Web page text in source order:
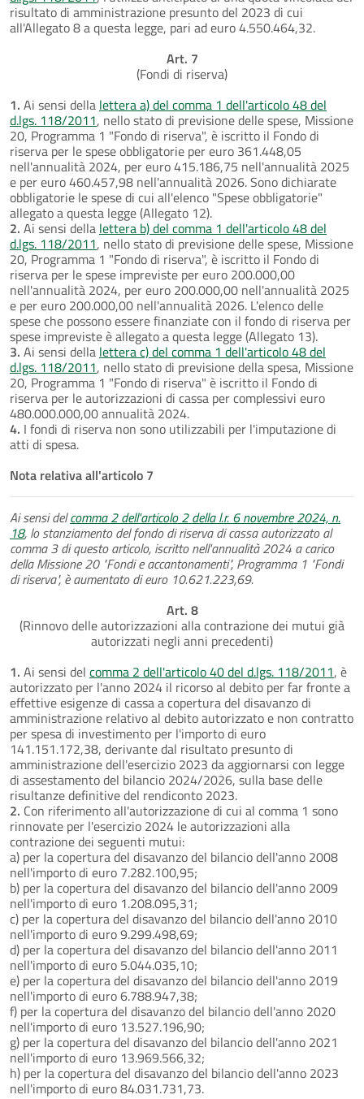
risultato di amministrazione presunto del 2023 di cui
all'Allegato 8 a questa legge, pari ad euro 4.550.464,32.
Art. 7
(Fondi di riserva)
1. Ai sensi della lettera a) del comma 1 dell'articolo 48 del
d.lgs. 118/2011, nello stato di previsione delle spese, Missione
20, Programma 1 "Fondo di riserva", è iscritto il Fondo di
riserva per le spese obbligatorie per euro 361.448,05
nell'annualità 2024, per euro 415.186,75 nell'annualità 2025
e per euro 460.457,98 nell'annualità 2026. Sono dichiarate
obbligatorie le spese di cui all'elenco "Spese obbligatorie"
allegato a questa legge (Allegato 12).
2. Ai sensi della lettera b) del comma 1 dell'articolo 48 del
d.lgs. 118/2011, nello stato di previsione delle spese, Missione
20, Programma 1 "Fondo di riserva", è iscritto il Fondo di
riserva per le spese impreviste per euro 200.000,00
nell'annualità 2024, per euro 200.000,00 nell'annualità 2025
e per euro 200.000,00 nell'annualità 2026. L'elenco delle
spese che possono essere finanziate con il fondo di riserva per
spese impreviste è allegato a questa legge (Allegato 13).
3. Ai sensi della lettera c) del comma 1 dell'articolo 48 del
d.lgs. 118/2011, nello stato di previsione della spesa, Missione
20, Programma 1 "Fondo di riserva" è iscritto il Fondo di
riserva per le autorizzazioni di cassa per complessivi euro
480.000.000,00 annualità 2024.
4. I fondi di riserva non sono utilizzabili per l'imputazione di
atti di spesa.
Nota relativa all'articolo 7
Ai sensi delcomma 2 dell'articolo 2 della l.r. 6 novembre 2024, n.
18, lo stanziamento del fondo di riserva di cassa autorizzato al
comma 3 di questo articolo, iscritto nell'annualità 2024 a carico
della Missione 20 "Fondi e accantonamenti", Programma 1 "Fondi
di riserva", è aumentato di euro 10.621.223,69.
Art. 8
(Rinnovo delle autorizzazioni alla contrazione dei mutui già
autorizzati negli anni precedenti)
1. Ai sensi del comma 2 dell'articolo 40 del d.lgs. 118/2011, è
autorizzato per l'anno 2024 il ricorso al debito per far fronte a
effettive esigenze di cassa a copertura del disavanzo di
amministrazione relativo al debito autorizzato e non contratto
per spesa di investimento per l'importo di euro
141.151.172,38, derivante dal risultato presunto di
amministrazione dell'esercizio 2023 da aggiornarsi con legge
di assestamento del bilancio 2024/2026, sulla base delle
risultanze definitive del rendiconto 2023.
2. Con riferimento all'autorizzazione di cui al comma 1 sono
rinnovate per l'esercizio 2024 le autorizzazioni alla
contrazione dei seguenti mutui:
a) per la copertura del disavanzo del bilancio dell'anno 2008
nell'importo di euro 7.282.100,95;
b) per la copertura del disavanzo del bilancio dell'anno 2009
nell'importo di euro 1.208.095,31;
c) per la copertura del disavanzo del bilancio dell'anno 2010
nell'importo di euro 9.299.498,69;
d) per la copertura del disavanzo del bilancio dell'anno 2011
nell'importo di euro 5.044.035,10;
e) per la copertura del disavanzo del bilancio dell'anno 2019
nell'importo di euro 6.788.947,38;
f) per la copertura del disavanzo del bilancio dell'anno 2020
nell'importo di euro 13.527.196,90;
g) per la copertura del disavanzo del bilancio dell'anno 2021
nell'importo di euro 13.969.566,32;
h) per la copertura del disavanzo del bilancio dell'anno 2023
nell'importo di euro 84.031.731,73.